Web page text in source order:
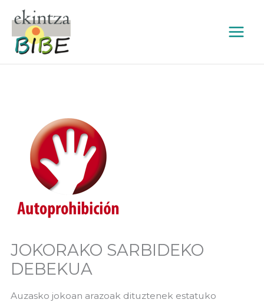
content
JOKORAKO SARBIDEKO
DEBEKUA
Auzasko jokoan arazoak dituztenek estatuko